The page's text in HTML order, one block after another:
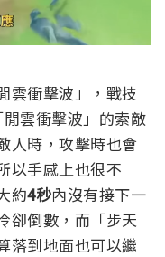
雲衝擊波」，戰技
雲衝擊波」的索敵
人時，攻擊時也會
以手感上也很不
約4秒內沒有接下一
卻倒數，而「步天
落到地面也可以繼